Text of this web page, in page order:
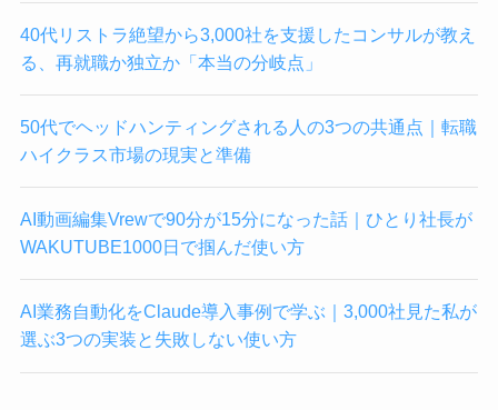
40代リストラ絶望から3,000社を支援したコンサルが教え
る、再就職か独立か「本当の分岐点」
50代でヘッドハンティングされる人の3つの共通点｜転職
ハイクラス市場の現実と準備
AI動画編集Vrewで90分が15分になった話｜ひとり社長が
WAKUTUBE1000日で掴んだ使い方
AI業務自動化をClaude導入事例で学ぶ｜3,000社見た私が
選ぶ3つの実装と失敗しない使い方